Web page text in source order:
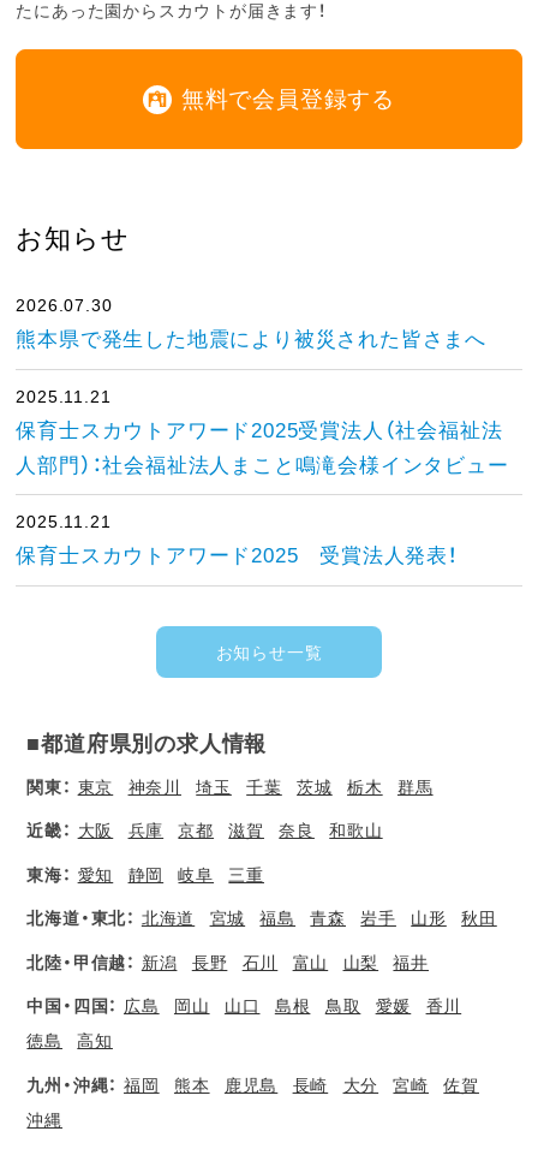
たにあった園からスカウトが届きます！
無料で会員登録する
お知らせ
2026.07.30
熊本県で発生した地震により被災された皆さまへ
2025.11.21
保育士スカウトアワード2025受賞法人（社会福祉法
人部門）：社会福祉法人まこと鳴滝会様インタビュー
2025.11.21
保育士スカウトアワード2025 受賞法人発表！
お知らせ一覧
■都道府県別の求人情報
関東： 東京 神奈川 埼玉 千葉 茨城 栃木 群馬
近畿： 大阪 兵庫 京都 滋賀 奈良 和歌山
東海： 愛知 静岡 岐阜 三重
北海道・東北： 北海道 宮城 福島 青森 岩手 山形 秋田
北陸・甲信越： 新潟 長野 石川 富山 山梨 福井
中国・四国： 広島 岡山 山口 島根 鳥取 愛媛
香川
徳島
高知
九州・沖縄： 福岡 熊本 鹿児島 長崎 大分 宮崎
佐賀
沖縄